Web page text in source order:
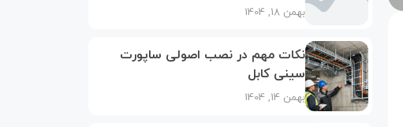
بهمن 18, 1404
نکات مهم در نصب اصولی ساپورت
سینی کابل
بهمن 14, 1404